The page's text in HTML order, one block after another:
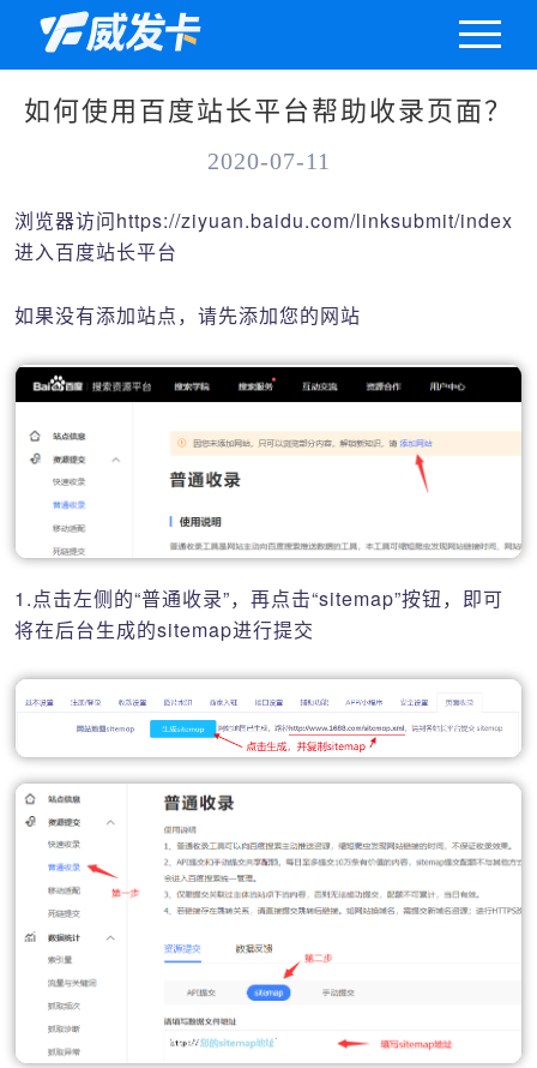
如何使用百度站长平台帮助收录页面？
2020-07-11
浏览器访问https://ziyuan.baidu.com/linksubmit/index
进入百度站长平台
如果没有添加站点，请先添加您的网站
1.点击左侧的“普通收录”，再点击“sitemap”按钮，即可
将在后台生成的sitemap进行提交